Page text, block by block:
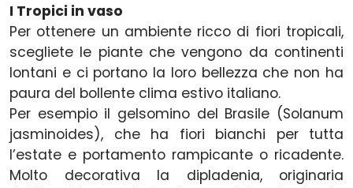
I Tropici in vaso
Per ottenere un ambiente ricco di fiori tropicali,
scegliete le piante che vengono da continenti
lontani e ci portano la loro bellezza che non ha
paura del bollente clima estivo italiano.
Per esempio il gelsomino del Brasile (Solanum
jasminoides), che ha fiori bianchi per tutta
l’estate e portamento rampicante o ricadente.
Molto decorativa la dipladenia, originaria